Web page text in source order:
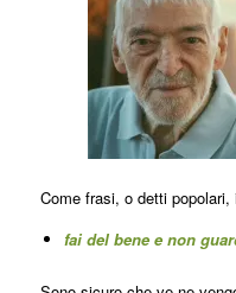
Come frasi, o detti
fai del bene e non